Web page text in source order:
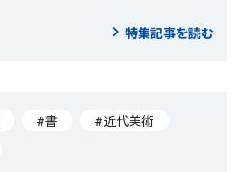
特集記事を読む
#書
#近代美術